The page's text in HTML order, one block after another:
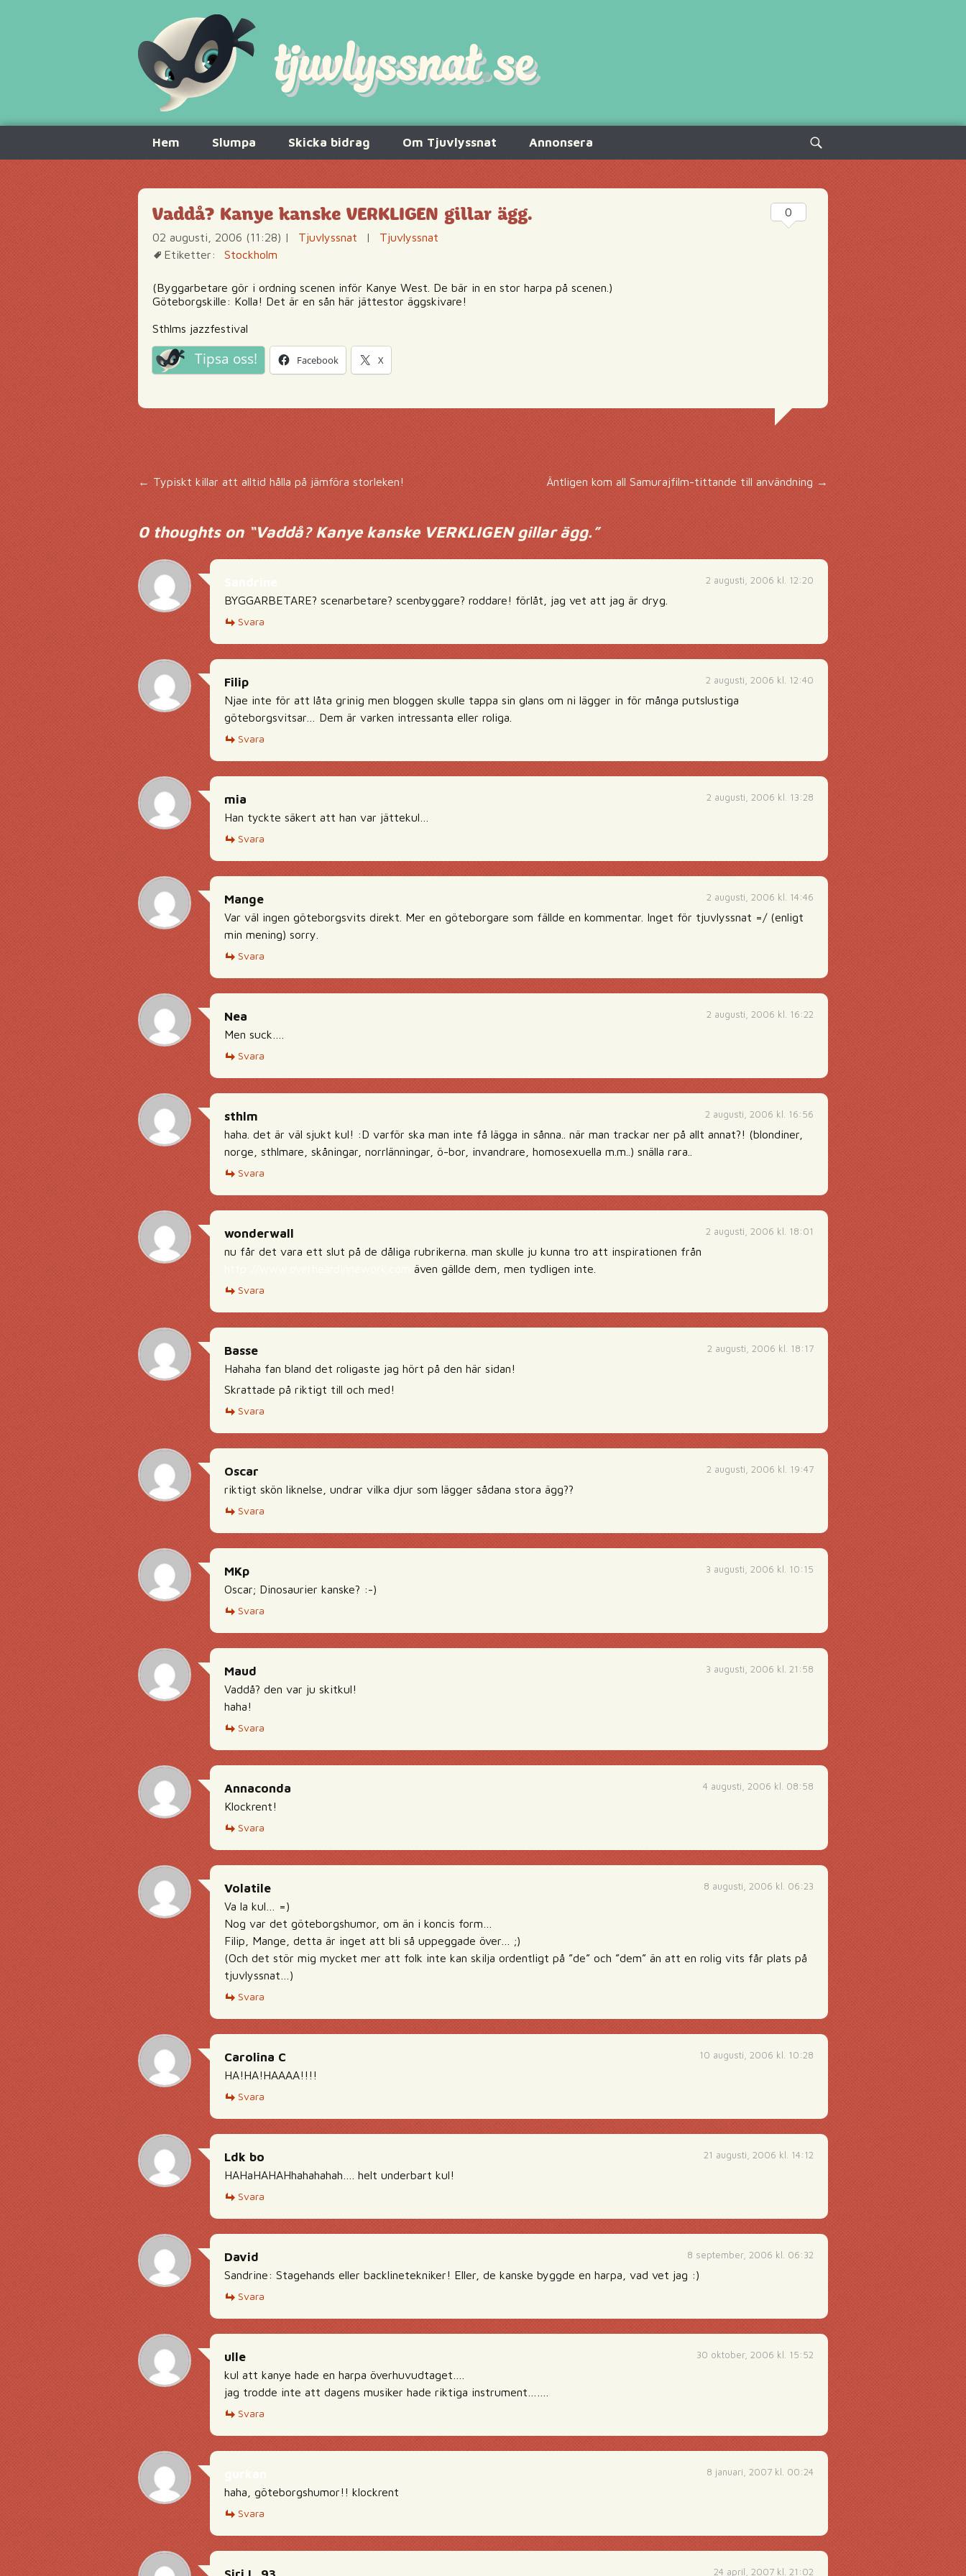
innehåll
Hem Slumpa Skicka bidrag Om Tjuvlyssnat Annonsera
Sök
efter:
Vaddå? Kanye kanske VERKLIGEN gillar ägg.
02 augusti, 2006 (11:28) | Tjuvlyssnat |
Tjuvlyssnat
Etiketter:
Stockholm
(Byggarbetare gör i ordning scenen inför Kanye West. De bär in en stor harpa på scenen.)
Göteborgskille: Kolla! Det är en sån här jättestor äggskivare!
Sthlms jazzfestival
Tipsa oss! Facebook X
0
Inläggsnavigering
←Typiskt killar att alltid hålla på jämföra storleken! Äntligen kom all Samurajfilm-tittande till användning →
0 thoughts on “Vaddå? Kanye kanske VERKLIGEN gillar ägg.”
2 augusti, 2006 kl. 12:20
BYGGARBETARE? scenarbetare? scenbyggare? roddare! förlåt, jag vet att jag är dryg.
Svara
2 augusti, 2006 kl. 12:40
Filip
Njae inte för att låta grinig men bloggen skulle tappa sin glans om ni lägger in för många putslustiga
göteborgsvitsar… Dem är varken intressanta eller roliga.
Svara
2 augusti, 2006 kl. 13:28
mia
Han tyckte säkert att han var jättekul…
Svara
2 augusti, 2006 kl. 14:46
Mange
Var väl ingen göteborgsvits direkt. Mer en göteborgare som fällde en kommentar. Inget för tjuvlyssnat =/ (enligt
min mening) sorry.
Svara
2 augusti, 2006 kl. 16:22
Nea
Men suck….
Svara
2 augusti, 2006 kl. 16:56
sthlm
haha. det är väl sjukt kul! :D varför ska man inte få lägga in sånna.. när man trackar ner på allt annat?! (blondiner,
norge, sthlmare, skåningar, norrlänningar, ö-bor, invandrare, homosexuella m.m..) snälla rara..
Svara
2 augusti, 2006 kl. 18:01
wonderwall
nu får det vara ett slut på de dåliga rubrikerna. man skulle ju kunna tro att inspirationen från
även gällde dem, men tydligen inte.
Svara
2 augusti, 2006 kl. 18:17
Basse
Hahaha fan bland det roligaste jag hört på den här sidan!
Skrattade på riktigt till och med!
Svara
2 augusti, 2006 kl. 19:47
Oscar
riktigt skön liknelse, undrar vilka djur som lägger sådana stora ägg??
Svara
3 augusti, 2006 kl. 10:15
MKp
Oscar; Dinosaurier kanske? :-)
Svara
3 augusti, 2006 kl. 21:58
Maud
Vaddå? den var ju skitkul!
haha!
Svara
4 augusti, 2006 kl. 08:58
Annaconda
Klockrent!
Svara
8 augusti, 2006 kl. 06:23
Volatile
Va la kul… =)
Nog var det göteborgshumor, om än i koncis form…
Filip, Mange, detta är inget att bli så uppeggade över… ;)
(Och det stör mig mycket mer att folk inte kan skilja ordentligt på ”de” och ”dem” än att en rolig vits får plats på
tjuvlyssnat…)
Svara
10 augusti, 2006 kl. 10:28
Carolina C
HA!HA!HAAAA!!!!
Svara
21 augusti, 2006 kl. 14:12
Ldk bo
HAHaHAHAHhahahahah…. helt underbart kul!
Svara
8 september, 2006 kl. 06:32
David
Sandrine: Stagehands eller backlinetekniker! Eller, de kanske byggde en harpa, vad vet jag :)
Svara
30 oktober, 2006 kl. 15:52
ulle
kul att kanye hade en harpa överhuvudtaget….
jag trodde inte att dagens musiker hade riktiga instrument…….
Svara
8 januari, 2007 kl. 00:24
haha, göteborgshumor!! klockrent
Svara
24 april, 2007 kl. 21:02